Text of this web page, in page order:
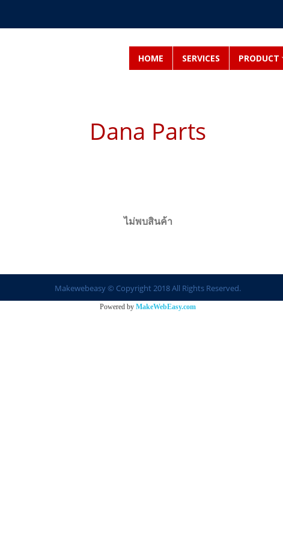
HOME SERVICES PRODUCT
Dana Parts
ไม่พบสินค้า
Makewebeasy © Copyright 2018 All Rights Reserved.
Powered by MakeWebEasy.com